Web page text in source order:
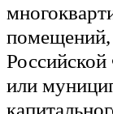
помещений,
или